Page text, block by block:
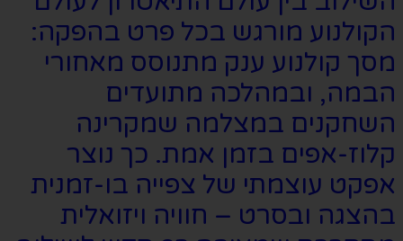
הקולנוע מורגש בכל פרט בהפקה:
מסך קולנוע ענק מתנוסס מאחורי
הבמה, ובמהלכה מתועדים
השחקנים במצלמה שמקרינה
קלוז-אפים בזמן אמת. כך נוצר
אפקט עוצמתי של צפייה בו-זמנית
בהצגה ובסרט – חוויה ויזואלית